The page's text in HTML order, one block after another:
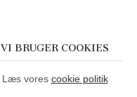
VI BRUGER COOKIES
Læs vores cookie politik